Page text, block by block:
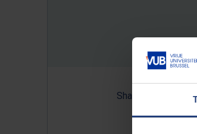
Share: